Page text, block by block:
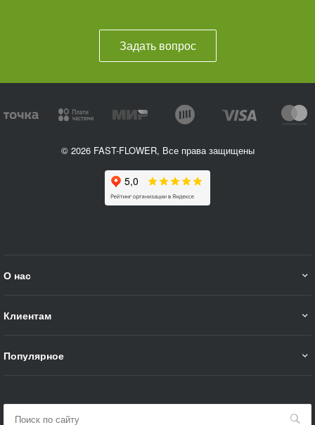
Задать вопрос
© 2026 FAST-FLOWER, Все права защищены
О нас
Клиентам
Популярное